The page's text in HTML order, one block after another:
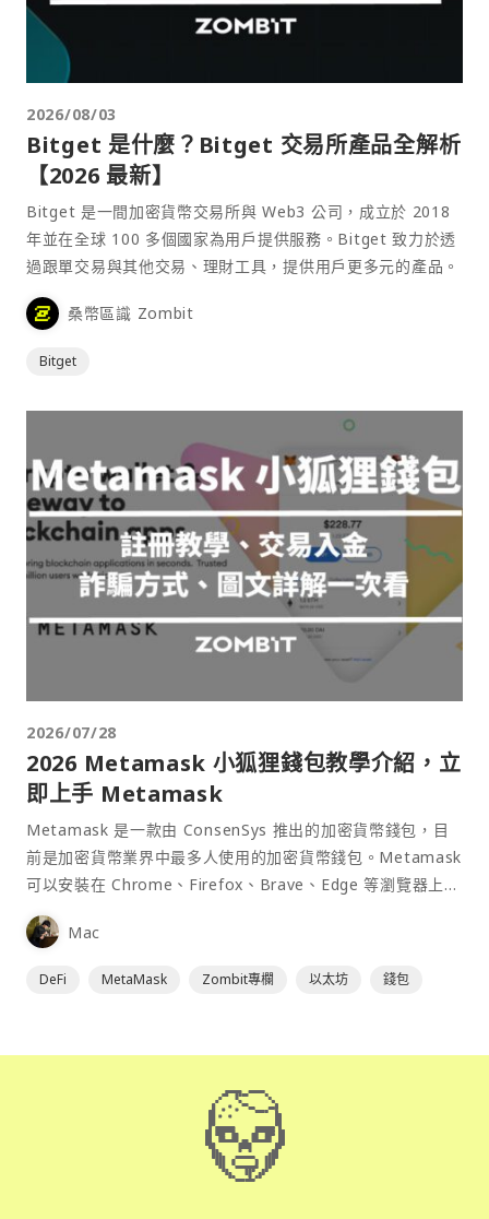
2026/08/03
Bitget 是什麼？Bitget 交易所產品全解析
【2026 最新】
Bitget 是一間加密貨幣交易所與 Web3 公司，成立於 2018
年並在全球 100 多個國家為用戶提供服務。Bitget 致力於透
過跟單交易與其他交易、理財工具，提供用戶更多元的產品。
桑幣區識 Zombit
Bitget
2026/07/28
2026 Metamask 小狐狸錢包教學介紹，立
即上手 Metamask
Metamask 是一款由 ConsenSys 推出的加密貨幣錢包，目
前是加密貨幣業界中最多人使用的加密貨幣錢包。Metamask
可以安裝在 Chrome、Firefox、Brave、Edge 等瀏覽器上作
為插件使用，具備許多功能且使用上非常方便。
Mac
DeFi MetaMask Zombit專欄 以太坊 錢包